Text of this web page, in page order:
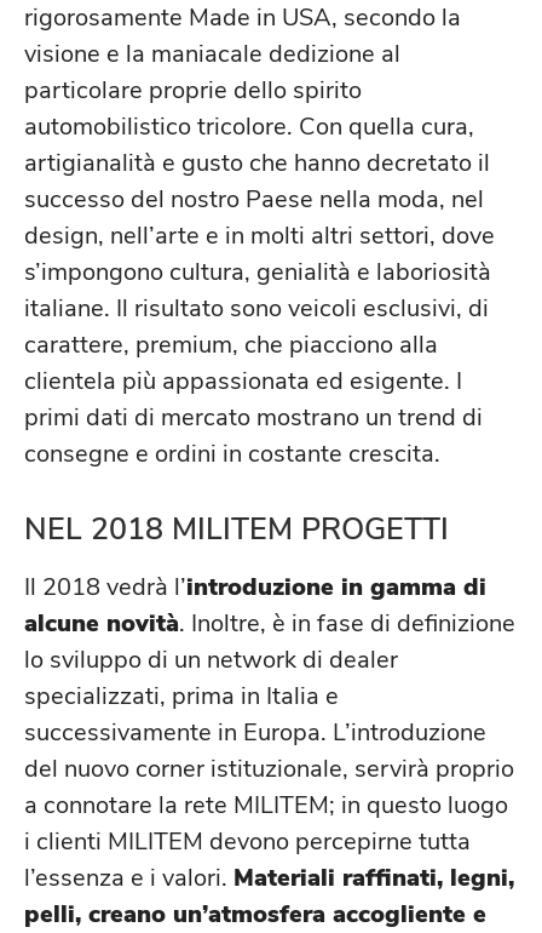
rigorosamente Made in USA, secondo la
visione e la maniacale dedizione al
particolare proprie dello spirito
automobilistico tricolore. Con quella cura,
artigianalità e gusto che hanno decretato il
successo del nostro Paese nella moda, nel
design, nell’arte e in molti altri settori, dove
s’impongono cultura, genialità e laboriosità
italiane. Il risultato sono veicoli esclusivi, di
carattere, premium, che piacciono alla
clientela più appassionata ed esigente. I
primi dati di mercato mostrano un trend di
consegne e ordini in costante crescita.
NEL 2018 MILITEM PROGETTI
Il 2018 vedrà l’introduzione in gamma di
alcune novità. Inoltre, è in fase di definizione
lo sviluppo di un network di dealer
specializzati, prima in Italia e
successivamente in Europa. L’introduzione
del nuovo corner istituzionale, servirà proprio
a connotare la rete MILITEM; in questo luogo
i clienti MILITEM devono percepirne tutta
l’essenza e i valori. Materiali raffinati, legni,
pelli, creano un’atmosfera accogliente e